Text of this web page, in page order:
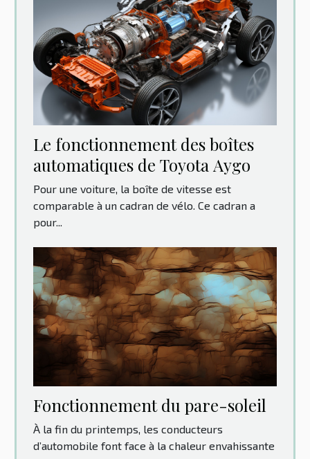
Le fonctionnement des boîtes
automatiques de Toyota Aygo
Pour une voiture, la boîte de vitesse est
comparable à un cadran de vélo. Ce cadran a
pour...
Fonctionnement du pare-soleil
À la fin du printemps, les conducteurs
d’automobile font face à la chaleur envahissante